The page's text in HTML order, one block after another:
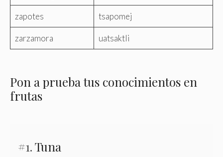
zapotes tsapomej
zarzamora uatsaktli
Pon a prueba tus conocimientos en
frutas
#1.Tuna